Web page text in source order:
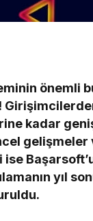
önemli
kadar
gelişmeler
ise
yıl